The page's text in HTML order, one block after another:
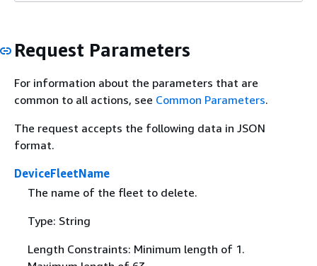
Request Parameters
For information about the parameters that are
common to all actions, see Common Parameters.
The request accepts the following data in JSON
format.
DeviceFleetName
The name of the fleet to delete.
Type: String
Length Constraints: Minimum length of 1.